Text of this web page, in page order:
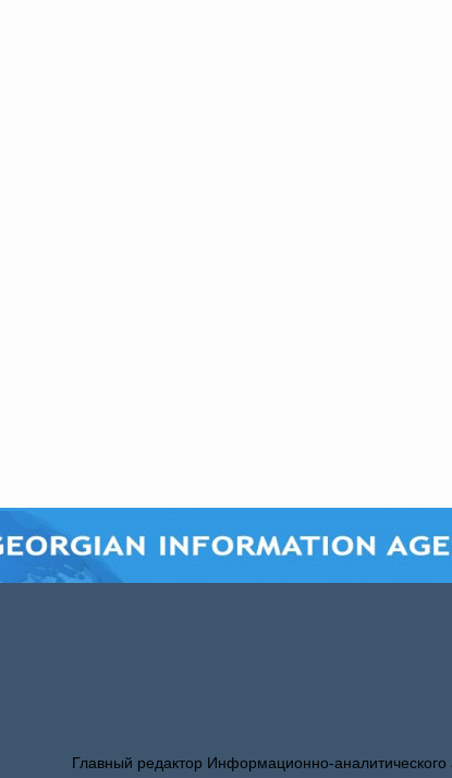
Главный редактор Информационно-